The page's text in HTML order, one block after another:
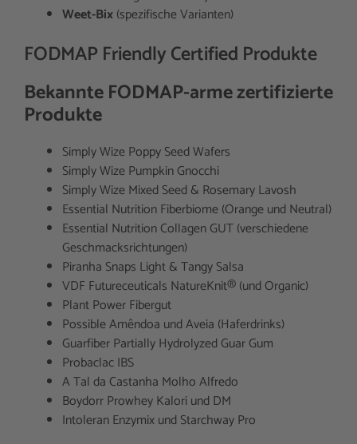
Weet-Bix(spezifische Varianten)
FODMAP Friendly Certified Produkte
Bekannte FODMAP-arme zertifizierte
Produkte
Simply Wize Poppy Seed Wafers
Simply Wize Pumpkin Gnocchi
Simply Wize Mixed Seed & Rosemary Lavosh
Essential Nutrition Fiberbiome (Orange und Neutral)
Essential Nutrition Collagen GUT (verschiedene
Geschmacksrichtungen)
Piranha Snaps Light & Tangy Salsa
VDF Futureceuticals NatureKnit® (und Organic)
Plant Power Fibergut
Possible Amêndoa und Aveia (Haferdrinks)
Guarfiber Partially Hydrolyzed Guar Gum
Probaclac IBS
A Tal da Castanha Molho Alfredo
Boydorr Prowhey Kalori und DM
Intoleran Enzymix und Starchway Pro